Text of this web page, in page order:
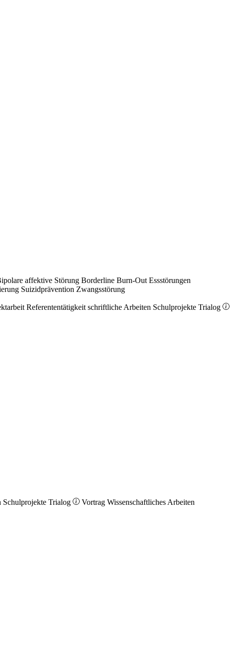
affektive Störung Borderline Burn-Out Essstörungen
Suizidprävention Zwangsstörung
Referententätigkeit schriftliche Arbeiten Schulprojekte Trialog
Schulprojekte Trialog Vortrag Wissenschaftliches Arbeiten